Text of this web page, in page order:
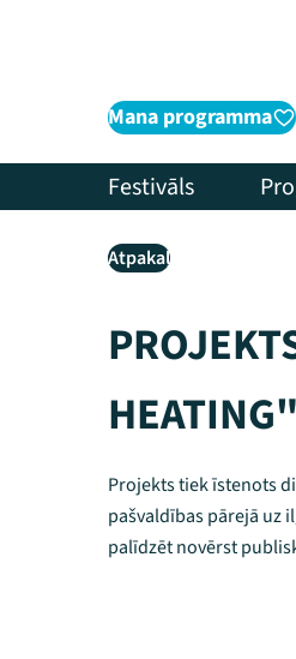
Mana programma
Festivāls
Atpakaļ
HEATING"
Projekts tiek īstenots
pašvaldības pārejā uz
palīdzēt novērst